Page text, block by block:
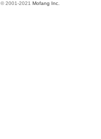
© 2001-2021 Mofang Inc.